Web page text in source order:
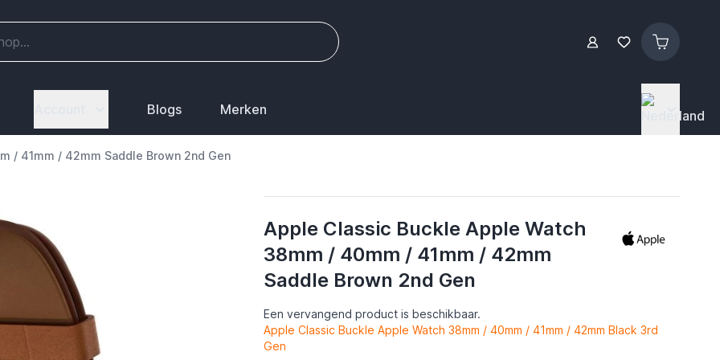
Blogs Merken
/ 41mm / 42mm Saddle Brown 2nd Gen
Apple Classic Buckle Apple Watch
38mm / 40mm / 41mm / 42mm
Saddle Brown 2nd Gen
Een vervangend product is beschikbaar.
Apple Classic Buckle Apple Watch 38mm / 40mm / 41mm / 42mm Black 3rd
Gen